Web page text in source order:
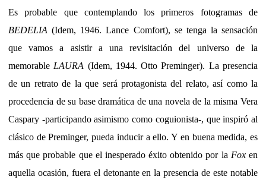
Es probable que contemplando los primeros fotogramas de
BEDELIA (Idem, 1946. Lance Comfort), se tenga la sensación
que vamos a asistir a una revisitación del universo de la
memorable LAURA (Idem, 1944. Otto Preminger). La presencia
de un retrato de la que será protagonista del relato, así como la
procedencia de su base dramática de una novela de la misma Vera
Caspary -participando asimismo como coguionista-, que inspiró al
clásico de Preminger, pueda inducir a ello. Y en buena medida, es
más que probable que el inesperado éxito obtenido por la Foxen
aquella ocasión, fuera el detonante en la presencia de este notable